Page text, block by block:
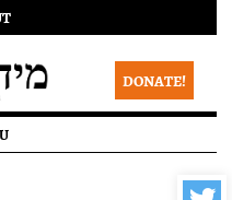
DONATE!